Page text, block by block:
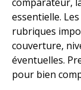
essentielle.
rubriques
couverture,
éventuelles.
pour bien